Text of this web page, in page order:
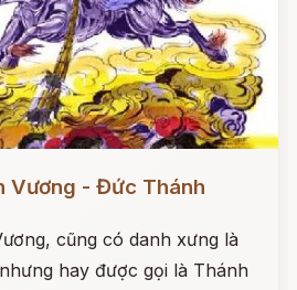
Vương - Đức Thánh
cũng có danh xưng là
hay được gọi là Thánh